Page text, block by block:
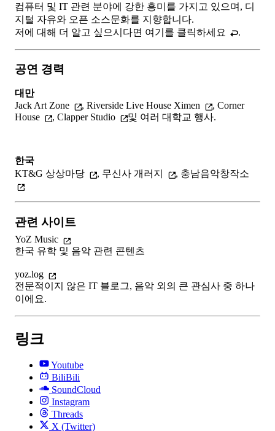
컴퓨터 및 IT 관련 분야에 강한 흥미를 가지고 있으며, 디
지털 자유와 오픈 소스문화를 지향합니다.
저에 대해 더 알고 싶으시다면 여기를 클릭하세요 .
공연 경력
대만
Jack Art Zone
, Riverside Live House Ximen , Corner
House
, Clapper Studio 및 여러 대학교 행사.
한국
KT&G 상상마당
, 무신사 개러지 , 충남음악창작소
관련 사이트
YoZ Music
한국 유학 및 음악 관련 콘텐츠
yoz.log
전문적이지 않은 IT 블로그, 음악 외의 큰 관심사 중 하나
이에요.
링크
Youtube
BiliBili
SoundCloud
Instagram
Threads
X (Twitter)